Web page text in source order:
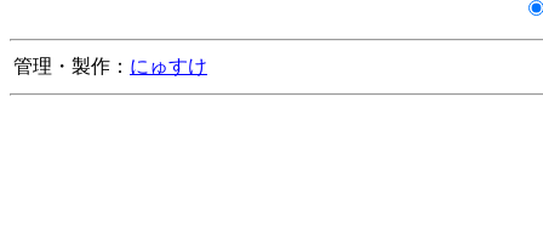
管理・製作： にゅすけ